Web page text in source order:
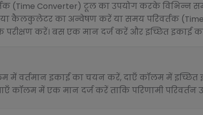
(Time Converter) टूल का उपयोग करके विभिन्न
या कैलकुलेटर का अन्वेषण करें या समय परिवर्तक
करें। बस एक मान दर्ज करें और इच्छित इकाई
में वर्तमान इकाई का चयन करें, दाएँ कॉलम में इच्छित
कॉलम में एक मान दर्ज करें ताकि परिणामी परिवर्तन